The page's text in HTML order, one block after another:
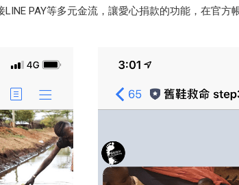
PAY等多元金流，讓愛心捐款的功能，在官方